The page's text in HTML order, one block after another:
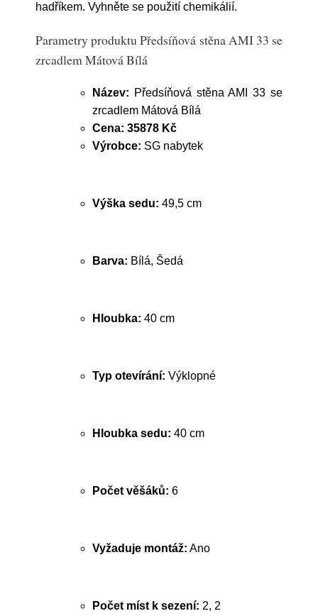
hadříkem. Vyhněte se použití chemikálií.
Parametry produktu Předsíňová stěna AMI 33 se
zrcadlem Mátová Bílá
Název: Předsíňová stěna AMI 33 se
zrcadlem Mátová Bílá
Cena: 35878 Kč
Výrobce: SG nabytek
Výška sedu: 49,5 cm
Barva: Bílá, Šedá
Hloubka: 40 cm
Typ otevírání: Výklopné
Hloubka sedu: 40 cm
Počet věšáků: 6
Vyžaduje montáž: Ano
Počet míst k sezení: 2, 2